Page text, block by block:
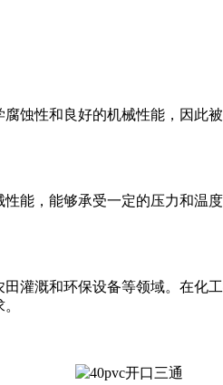
蚀性和良好的机械性能，因
能，能够承受一定的压力和
灌溉和环保设备等领域。在化